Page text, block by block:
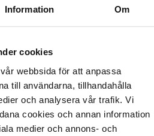
Information Om
cookies
webbsida för att anpassa
till användarna, tillhandahålla
och analysera vår trafik. Vi
cookies och annan information
medier och annons- och
Boka möte